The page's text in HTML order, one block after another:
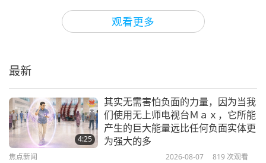
观看更多
2022-10-19
美德与正直—柏拉图（素食者）著作
《苏格拉底的申辩》摘选（二集之
一）
最新
4:25
其实无需害怕负面的力量，因为当我
们使用无上师电视台Ｍａｘ，它所能
产生的巨大能量远比任何负面实体更
为强大的多
焦点新闻 2026-08-07 819 次观看